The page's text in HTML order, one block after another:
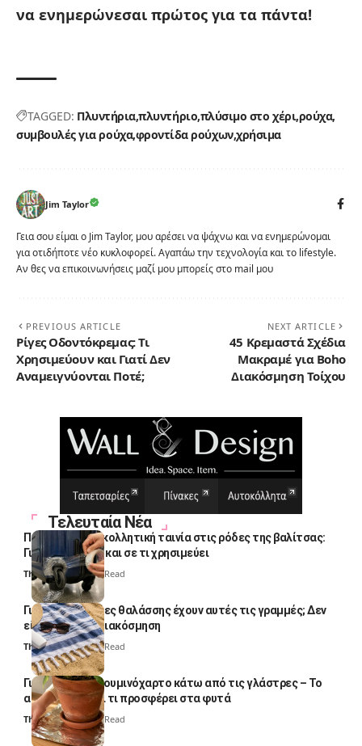
να ενημερώνεσαι πρώτος για τα πάντα!
TAGGED: Πλυντήριαπλυντήριο πλύσιμο στο χέρι ρούχα
συμβουλές για ρούχα φροντίδα ρούχωνχρήσιμα
Jim Taylor
Γεια σου είμαι ο Jim Taylor, μου αρέσει να ψάχνω και να ενημερώνομαι
για οτιδήποτε νέο κυκλοφορεί. Αγαπάω την τεχνολογία και το lifestyle.
Αν θες να επικοινωνήσεις μαζί μου μπορείς στο mail μου
PREVIOUS ARTICLE
Ρίγες Οδοντόκρεμας: Τι
Χρησιμεύουν και Γιατί Δεν
Αναμειγνύονται Ποτέ;
NEXT ARTICLE
45 Κρεμαστά Σχέδια
Μακραμέ για Boho
Διακόσμηση Τοίχου
Τελευταία Νέα
Πολλοί βάζουν κολλητική ταινία στις ρόδες της βαλίτσας:
Γιατί το κάνουν και σε τι χρησιμεύει
Thali Ombre4 Min Read
Γιατί οι πετσέτες θαλάσσης έχουν αυτές τις γραμμές; Δεν
είναι μόνο για διακόσμηση
Thali Ombre5 Min Read
Γιατί βάζουν αλουμινόχαρτο κάτω από τις γλάστρες – Το
απλό κόλπο και τι προσφέρει στα φυτά
Thali Ombre4 Min Read